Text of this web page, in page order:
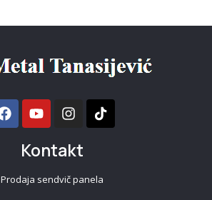
Kontakt
Prodaja sendvič panela